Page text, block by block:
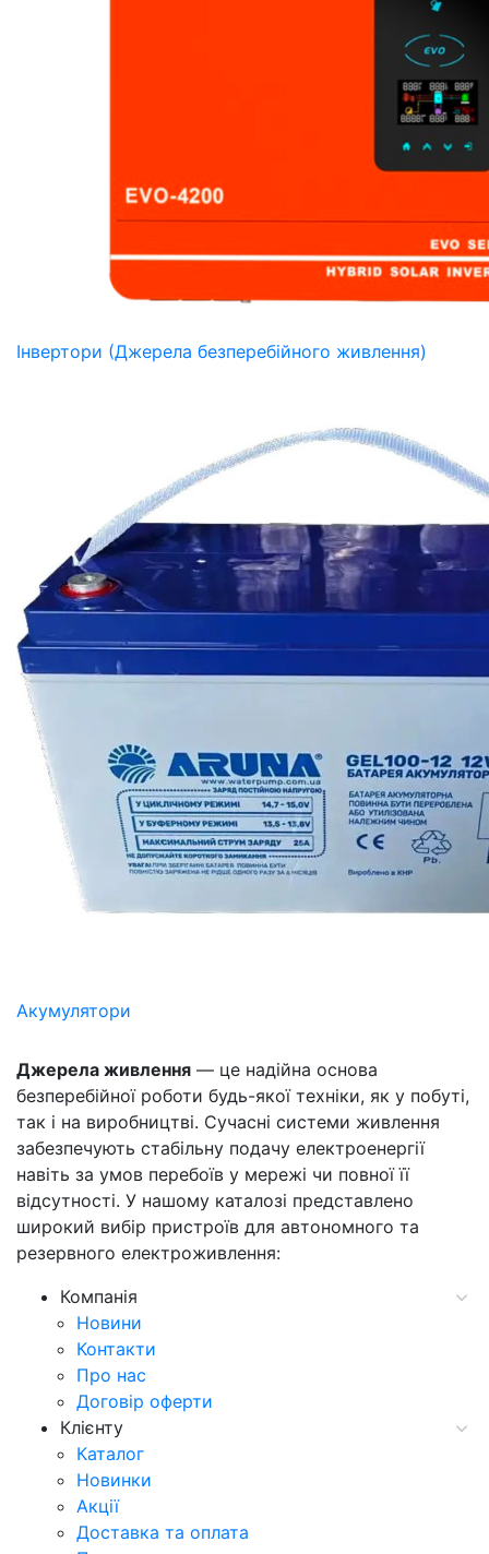
Інвертори (Джерела безперебійного живлення)
Акумулятори
Джерела живлення — це надійна основа
безперебійної роботи будь-якої техніки, як у побуті,
так і на виробництві. Сучасні системи живлення
забезпечують стабільну подачу електроенергії
навіть за умов перебоїв у мережі чи повної її
відсутності. У нашому каталозі представлено
широкий вибір пристроїв для автономного та
резервного електроживлення:
Компанія
Новини
Контакти
Про нас
Договір оферти
Клієнту
Каталог
Новинки
Акції
Доставка та оплата